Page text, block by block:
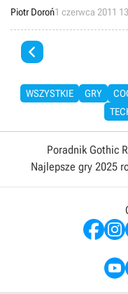
premierze Hunted: Kuźnia
Entertainment, a także
lektury.
Piotr Doroń1 czerwca 2011

WSZYSTKIE GRY
Poradnik Gothic
Najlepsze gry 2025